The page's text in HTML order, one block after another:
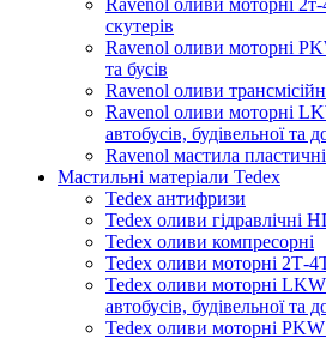
скутерів
Ravenol оливи моторні
та бусів
Ravenol оливи
Ravenol оливи моторні
автобусів, будівельної та
Ravenol мастила пластичні
Мастильні матеріали Tedex
Tedex антифризи
Tedex оливи гідравлічні
Tedex оливи компресорні
Tedex оливи моторні 2Т-
Tedex оливи моторні
автобусів, будівельної та
Tedex оливи моторні PKW